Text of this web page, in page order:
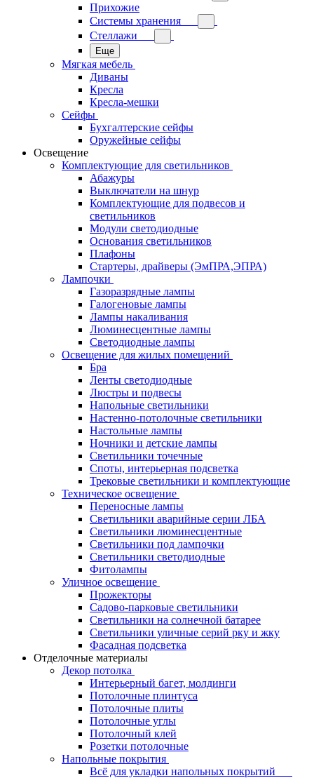
Прихожие
Системы хранения
Стеллажи
Еще
Мягкая мебель
Диваны
Кресла
Кресла-мешки
Сейфы
Бухгалтерские сейфы
Оружейные сейфы
Освещение
Комплектующие для светильников
Абажуры
Выключатели на шнур
Комплектующие для подвесов и
светильников
Модули светодиодные
Основания светильников
Плафоны
Стартеры, драйверы (ЭмПРА,ЭПРА)
Лампочки
Газоразрядные лампы
Галогеновые лампы
Лампы накаливания
Люминесцентные лампы
Светодиодные лампы
Освещение для жилых помещений
Бра
Ленты светодиодные
Люстры и подвесы
Напольные светильники
Настенно-потолочные светильники
Настольные лампы
Ночники и детские лампы
Светильники точечные
Споты, интерьерная подсветка
Трековые светильники и комплектующие
Техническое освещение
Переносные лампы
Светильники аварийные серии ЛБА
Светильники люминесцентные
Светильники под лампочки
Светильники светодиодные
Фитолампы
Уличное освещение
Прожекторы
Садово-парковые светильники
Светильники на солнечной батарее
Светильники уличные серий рку и жку
Фасадная подсветка
Отделочные материалы
Декор потолка
Интерьерный багет, молдинги
Потолочные плинтуса
Потолочные плиты
Потолочные углы
Потолочный клей
Розетки потолочные
Напольные покрытия
Всё для укладки напольных покрытий